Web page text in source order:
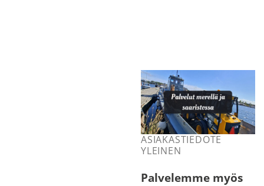
ASIAKASTIEDOTE
YLEINEN
Palvelemme myös